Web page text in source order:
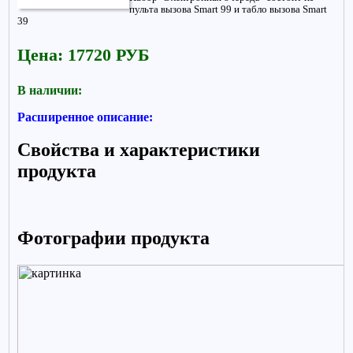
пульта вызова Smart 99 и табло вызова Smart
39
Цена: 17720 РУБ
В наличии:
Расширенное описание:
Свойства и характеристики
продукта
Фотографии продукта